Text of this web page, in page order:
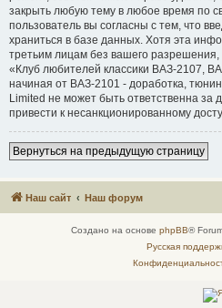
закрыть любую тему в любое время по
пользователь вы согласны с тем, что
храниться в базе данных. Хотя эта
третьим лицам без вашего
«Клуб любителей классики ВАЗ-2107,
начиная от ВАЗ-2101 - доработка,
Limited не может быть ответственна за
привести к несанкционированному
Вернуться на предыдущую страницу
Наш сайт Наш форум
Создано на основе phpBB®
Русская